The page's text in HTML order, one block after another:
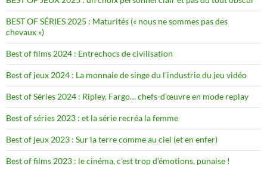
BEST OF SÉRIES 2025 : Maturités (« nous ne sommes pas des
chevaux »)
Best of films 2024 : Entrechocs de civilisation
Best of jeux 2024 : La monnaie de singe du l’industrie du jeu vidéo
Best of Séries 2024 : Ripley, Fargo… chefs-d’œuvre en mode replay
Best of séries 2023 : et la série recréa la femme
Best of jeux 2023 : Sur la terre comme au ciel (et en enfer)
Best of films 2023 : le cinéma, c’est trop d’émotions, punaise !